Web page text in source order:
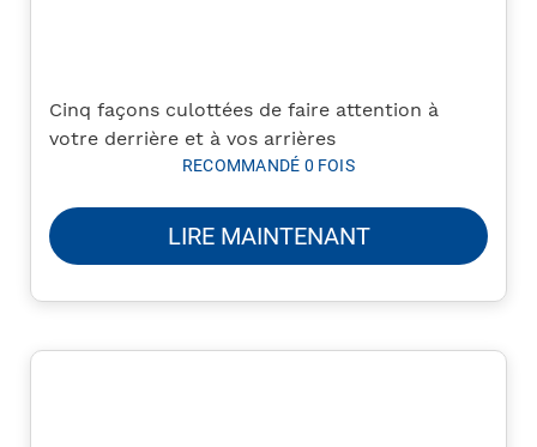
Cinq façons culottées de faire attention à
votre derrière et à vos arrières
RECOMMANDÉ 0 FOIS
LIRE MAINTENANT